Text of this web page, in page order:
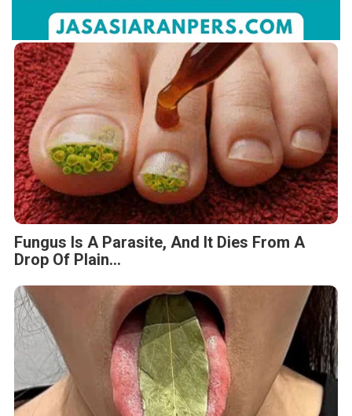
Fungus Is A Parasite, And It Dies From A
Drop Of Plain...